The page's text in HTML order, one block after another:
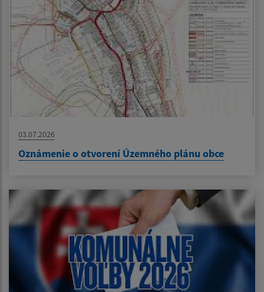
03.07.2026
Oznámenie o otvorení Územného plánu obce